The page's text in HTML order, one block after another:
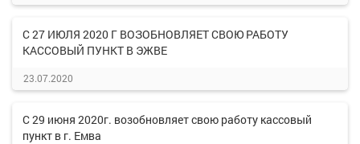
С 27 ИЮЛЯ 2020 Г ВОЗОБНОВЛЯЕТ СВОЮ РАБОТУ
КАССОВЫЙ ПУНКТ В ЭЖВЕ
23.07.2020
С 29 июня 2020г. возобновляет свою работу кассовый
пункт в г. Емва